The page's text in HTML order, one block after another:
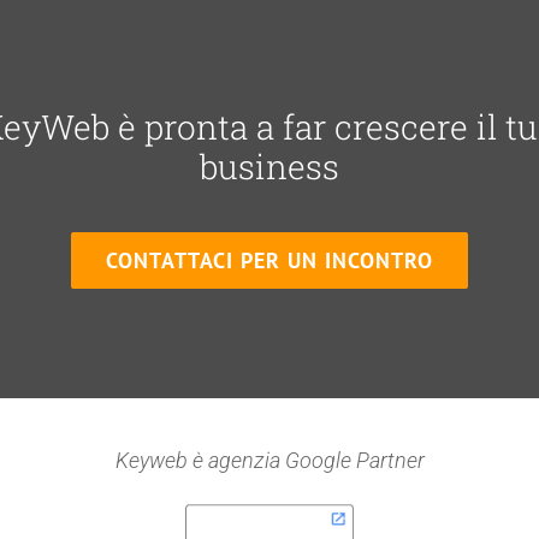
è pronta a far crescere il
business
CONTATTACI PER UN INCONTRO
Keyweb è agenzia Google Partner